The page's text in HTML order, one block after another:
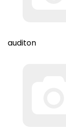
auditon